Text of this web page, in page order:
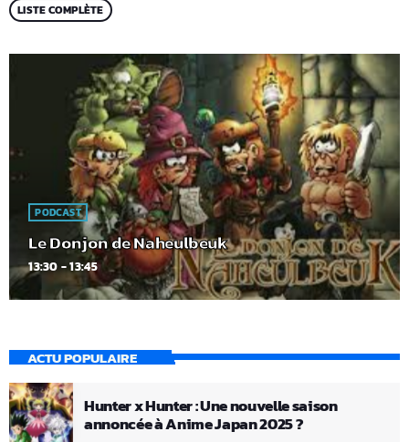
LISTE COMPLÈTE
PODCAST
Le Donjon de Naheulbeuk
13:30 - 13:45
ACTU POPULAIRE
Hunter x Hunter : Une nouvelle saison
annoncée à Anime Japan 2025 ?